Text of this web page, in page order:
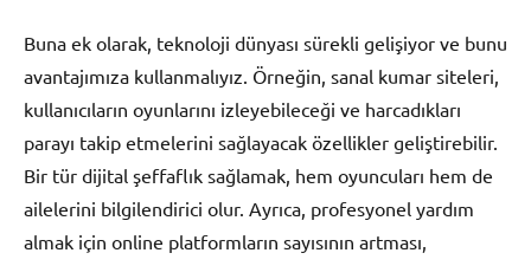
Buna ek olarak, teknoloji dünyası sürekli gelişiyor ve bunu
avantajımıza kullanmalıyız. Örneğin, sanal kumar siteleri,
kullanıcıların oyunlarını izleyebileceği ve harcadıkları
parayı takip etmelerini sağlayacak özellikler geliştirebilir.
Bir tür dijital şeffaflık sağlamak, hem oyuncuları hem de
ailelerini bilgilendirici olur. Ayrıca, profesyonel yardım
almak için online platformların sayısının artması,